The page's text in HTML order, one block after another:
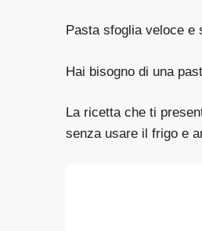
Pasta sfoglia veloce e
Hai bisogno di una
La ricetta che ti
senza usare il frigo e